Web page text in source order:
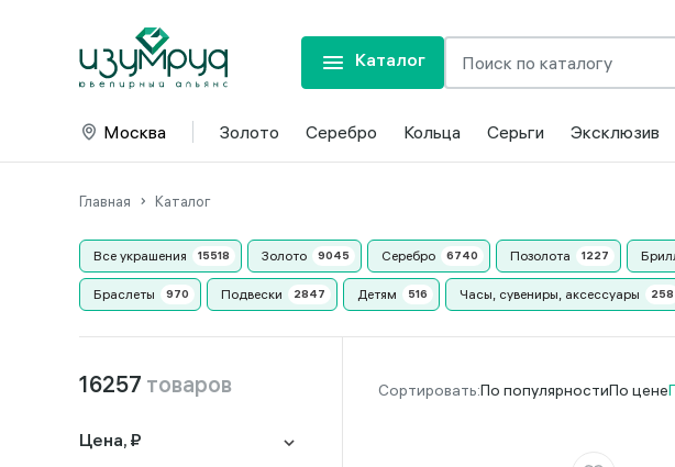
Каталог
Москва Золото Серебро Кольца Серьги Эксклюзив
Главная Каталог
Все украшения Золото Серебро Позолота
Браслеты Подвески Детям Часы, сувениры, аксессуары
16257 товаров
Цена, ₽
По популярностиПо цене